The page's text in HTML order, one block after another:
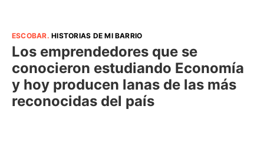
ESCOBAR.HISTORIAS DE MI BARRIO
Los emprendedores que se
conocieron estudiando Economía
y hoy producen lanas de las más
reconocidas del país